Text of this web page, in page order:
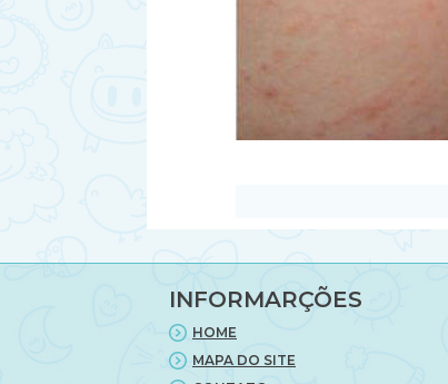
INFORMARÇÕES
HOME
MAPA DO SITE